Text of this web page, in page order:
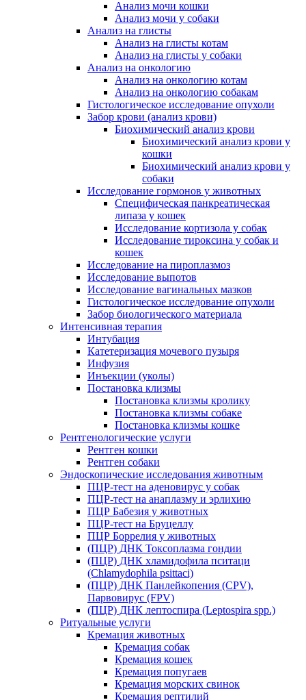
Анализ мочи кошки
Анализ мочи у собаки
Анализ на глисты
Анализ на глисты котам
Анализ на глисты у собаки
Анализ на онкологию
Анализ на онкологию котам
Анализ на онкологию собакам
Гистологическое исследование опухоли
Забор крови (анализ крови)
Биохимический анализ крови
Биохимический анализ крови у
кошки
Биохимический анализ крови у
собаки
Исследование гормонов у животных
Специфическая панкреатическая
липаза у кошек
Исследование кортизола у собак
Исследование тироксина у собак и
кошек
Исследование на пироплазмоз
Исследование выпотов
Исследование вагинальных мазков
Гистологическое исследование опухоли
Забор биологического материала
Интенсивная терапия
Интубация
Катетеризация мочевого пузыря
Инфузия
Инъекции (уколы)
Постановка клизмы
Постановка клизмы кролику
Постановка клизмы собаке
Постановка клизмы кошке
Рентгенологические услуги
Рентген кошки
Рентген собаки
Эндоскопические исследования животным
ПЦР-тест на аденовирус у собак
ПЦР-тест на анаплазму и эрлихию
ПЦР Бабезия у животных
ПЦР-тест на Бруцеллу
ПЦР Боррелия у животных
(ПЦР) ДНК Токсоплазма гондии
(ПЦР) ДНК хламидофила пситаци
(Chlamydophila psittaci)
(ПЦР) ДНК Панлейкопения (CPV),
Парвовирус (FPV)
(ПЦР) ДНК лептоспира (Leptospira spp.)
Ритуальные услуги
Кремация животных
Кремация собак
Кремация кошек
Кремация попугаев
Кремация морских свинок
Кремация рептилий